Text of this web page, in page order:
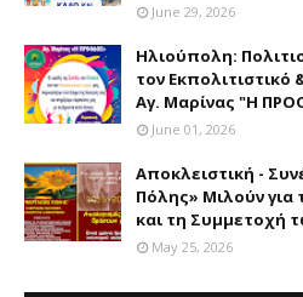
June 29, 2026
Ηλιούπολη:
τον Εκπολιτιστικό
Αγ. Μαρίνας "Η
June 01, 2026
Αποκλειστική -
Πόλης» Μιλούν για
και τη Συμμετοχή
May 25, 2026